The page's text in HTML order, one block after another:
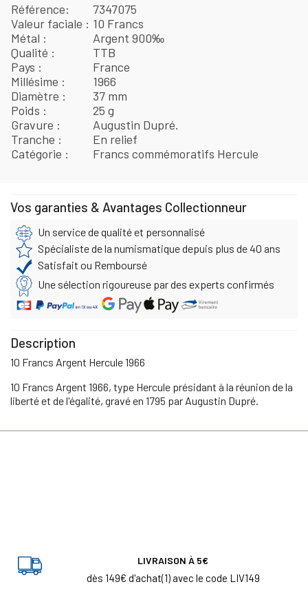
Référence
7347075
Valeur faciale
10 Francs
Métal
Argent 900‰
Qualité
TTB
Pays
France
Millésime
1966
Diamètre
37 mm
Poids
25 g
Gravure
Augustin Dupré.
Tranche
En relief
Catégorie
Francs commémoratifs Hercule
Vos garanties & Avantages Collectionneur
Un service de qualité et personnalisé
Spécialiste de la numismatique depuis plus de 40 ans
Satisfait ou Remboursé
Une sélection rigoureuse par des experts confirmés
Description
10 Francs Argent Hercule 1966
10 Francs Argent 1966, type Hercule présidant à la réunion de la
liberté et de l'égalité, gravé en 1795 par Augustin Dupré.
LIVRAISON À 5€
dès 149€ d'achat(1) avec le code LIV149